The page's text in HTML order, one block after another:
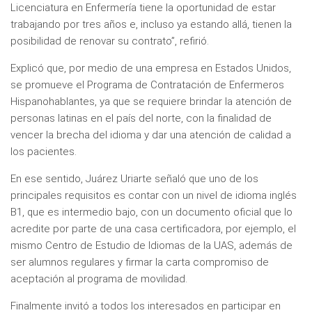
Licenciatura en Enfermería tiene la oportunidad de estar
trabajando por tres años e, incluso ya estando allá, tienen la
posibilidad de renovar su contrato”, refirió.
Explicó que, por medio de una empresa en Estados Unidos,
se promueve el Programa de Contratación de Enfermeros
Hispanohablantes, ya que se requiere brindar la atención de
personas latinas en el país del norte, con la finalidad de
vencer la brecha del idioma y dar una atención de calidad a
los pacientes.
En ese sentido, Juárez Uriarte señaló que uno de los
principales requisitos es contar con un nivel de idioma inglés
B1, que es intermedio bajo, con un documento oficial que lo
acredite por parte de una casa certificadora, por ejemplo, el
mismo Centro de Estudio de Idiomas de la UAS, además de
ser alumnos regulares y firmar la carta compromiso de
aceptación al programa de movilidad.
Finalmente invitó a todos los interesados en participar en